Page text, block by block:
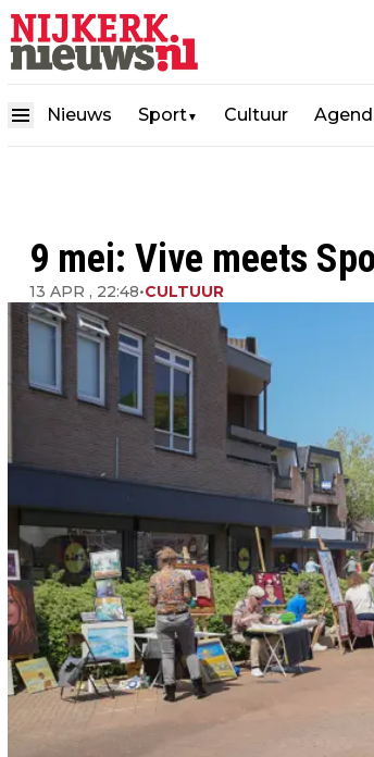
Nieuws Sport▼ Cultuur
9 mei: Vive meets
13 APR , 22:48•CULTUUR